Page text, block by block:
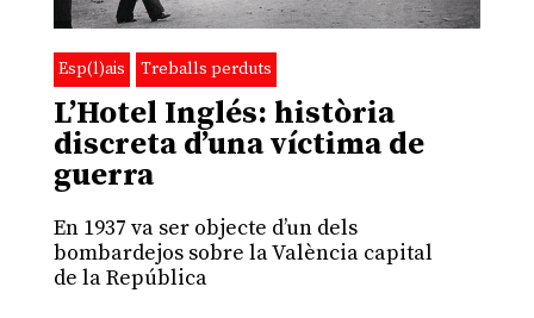
Esp(l)ais Treballs perduts
L’Hotel Inglés: història
discreta d’una víctima de
guerra
En 1937 va ser objecte d’un dels
bombardejos sobre la València capital
de la República